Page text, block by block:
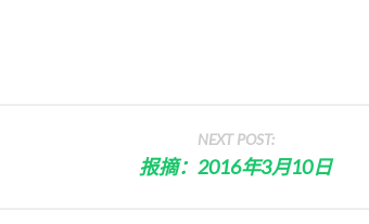
NEXT POST:
报摘：2016年3月10日